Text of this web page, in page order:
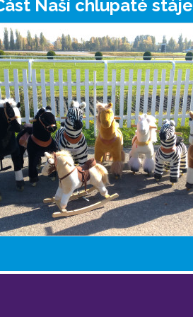
Naší chlupaté stáje